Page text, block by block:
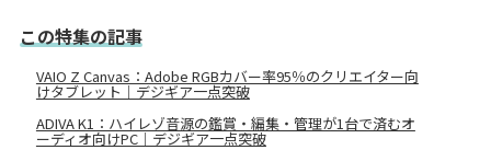
この特集の記事
VAIO Z Canvas：Adobe RGBカバー率95％のクリエイター向
けタブレット｜デジギア一点突破
ADIVA K1：ハイレゾ音源の鑑賞・編集・管理が1台で済むオ
ーディオ向けPC｜デジギア一点突破